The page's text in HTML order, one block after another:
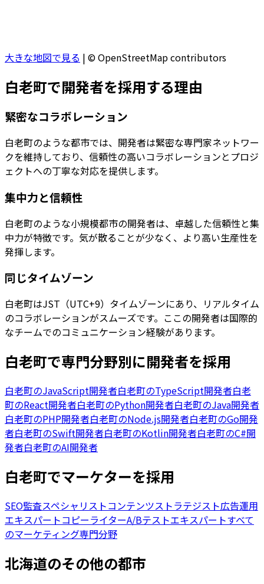
大きな地図で見る | © OpenStreetMap contributors
白老町で開発者を採用する理由
緊密なコラボレーション
白老町のような都市では、開発者は緊密な専門家ネットワー
クを維持しており、信頼性の高いコラボレーションとプロジ
ェクトへの丁寧な対応を提供します。
集中力と信頼性
白老町のような小規模都市の開発者は、卓越した信頼性と集
中力が特徴です。気が散ることが少なく、より高い生産性を
発揮します。
同じタイムゾーン
白老町はJST（UTC+9）タイムゾーンにあり、リアルタイム
のコラボレーションがスムーズです。ここの開発者は国際的
なチームでのコミュニケーション経験があります。
白老町で専門分野別に開発者を採用
白老町のJavaScript開発者白老町のTypeScript開発者白老
町のReact開発者白老町のPython開発者白老町のJava開発者
白老町のPHP開発者白老町のNode.js開発者白老町のGo開発
者白老町のSwift開発者白老町のKotlin開発者白老町のC#開
発者白老町のAI開発者
白老町でマーケターを採用
SEO監査スペシャリストコンテンツストラテジスト広告運用
エキスパートコピーライターA/Bテストエキスパートすべて
のマーケティング専門分野
北海道のその他の都市